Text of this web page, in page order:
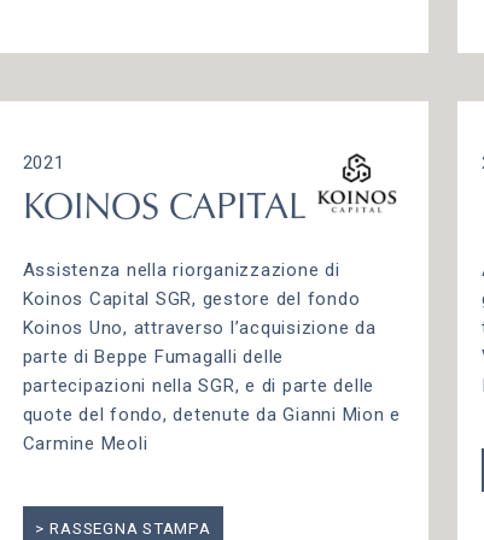
2021
KOINOS CAPITAL
Assistenza nella riorganizzazione di
Koinos Capital SGR, gestore del fondo
Koinos Uno, attraverso l’acquisizione da
parte di Beppe Fumagalli delle
partecipazioni nella SGR, e di parte delle
quote del fondo, detenute da Gianni Mion e
Carmine Meoli
RASSEGNA STAMPA